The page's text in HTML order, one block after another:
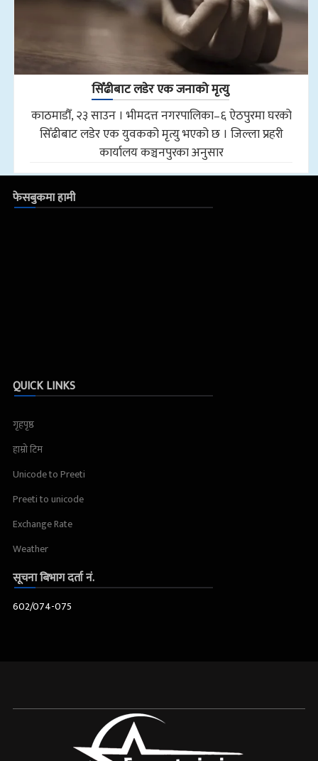
सिँढीबाट लडेर एक जनाको मृत्यु
काठमाडौँ, २३ साउन । भीमदत्त नगरपालिका–६ ऐठपुरमा घरको
सिँढीबाट लडेर एक युवकको मृत्यु भएको छ । जिल्ला प्रहरी
कार्यालय कञ्चनपुरका अनुसार
फेसबुकमा हामी
QUICK LINKS
गृहपृष्ठ
हाम्रो टिम
Unicode to Preeti
Preeti to unicode
Exchange Rate
Weather
सूचना बिभाग दर्ता नं.
602/074-075